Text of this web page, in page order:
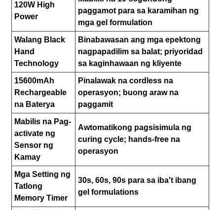
120W High
Power
paggamot para sa karamihan ng
mga gel formulation
Walang Black
Hand
Technology
Binabawasan ang mga epektong
nagpapadilim sa balat; priyoridad
sa kaginhawaan ng kliyente
15600mAh
Rechargeable
na Baterya
Pinalawak na cordless na
operasyon; buong araw na
paggamit
Mabilis na Pag-
activate ng
Sensor ng
Kamay
Awtomatikong pagsisimula ng
curing cycle; hands-free na
operasyon
Mga Setting ng
Tatlong
Memory Timer
30s, 60s, 90s para sa iba't ibang
gel formulations